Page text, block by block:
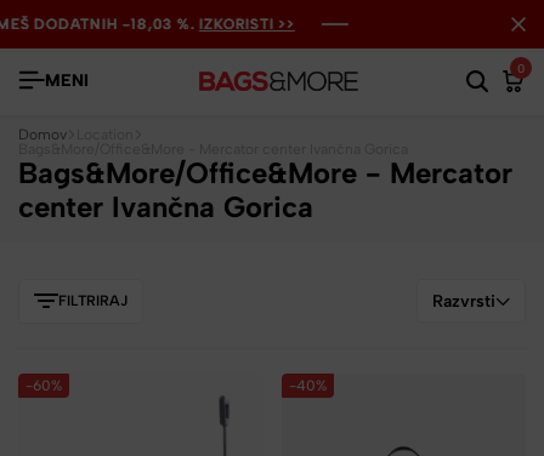
-18,03 %.IZKORISTI >>
-18,03 %.IZKORISTI >>
-18,03 %.IZKORISTI >>
MENI
0
Bags&More/Office&More - Mercator
center Ivančna Gorica
Domov
FILTRIRAJ Razvrsti
-60% -40%